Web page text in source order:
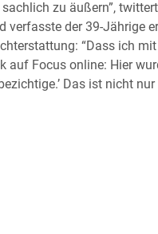
zu äußern”,
verfasste der 39-Jährige
“Dass ich
auf Focus online: Hier
Das ist nicht